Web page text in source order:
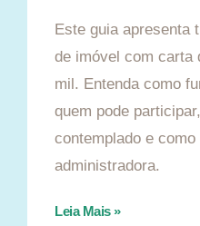
Este guia apresenta
de imóvel com carta
mil. Entenda como
quem pode
contemplado e
administradora.
Leia Mais »